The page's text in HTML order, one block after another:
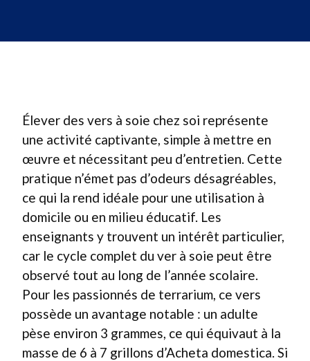
Élever des vers à soie chez soi représente
une activité captivante, simple à mettre en
œuvre et nécessitant peu d’entretien. Cette
pratique n’émet pas d’odeurs désagréables,
ce qui la rend idéale pour une utilisation à
domicile ou en milieu éducatif. Les
enseignants y trouvent un intérêt particulier,
car le cycle complet du ver à soie peut être
observé tout au long de l’année scolaire.
Pour les passionnés de terrarium, ce vers
possède un avantage notable : un adulte
pèse environ 3 grammes, ce qui équivaut à la
masse de 6 à 7 grillons d’Acheta domestica. Si